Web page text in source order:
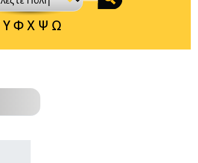
Υ Φ Χ Ψ Ω